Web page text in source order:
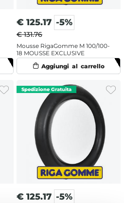
€ 125.17 -5%
€ 131.76
Mousse RigaGomme M 100/100-
18 MOUSSE EXCLUSIVE
€ 125.17 -5%